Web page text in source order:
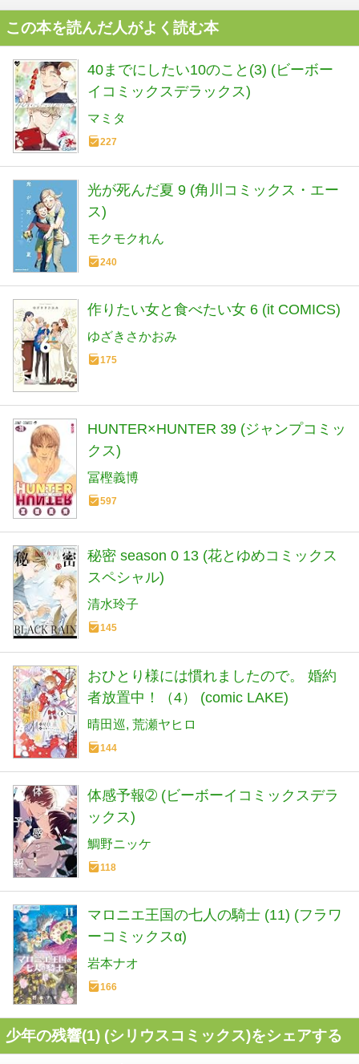
この本を読んだ人がよく読む本
40までにしたい10のこと(3) (ビーボー
イコミックスデラックス)
マミタ
227
光が死んだ夏 9 (角川コミックス・エー
ス)
モクモクれん
240
作りたい女と食べたい女 6 (it COMICS)
ゆざきさかおみ
175
HUNTER×HUNTER 39 (ジャンプコミッ
クス)
冨樫義博
597
秘密 season 0 13 (花とゆめコミックス
スペシャル)
清水玲子
145
おひとり様には慣れましたので。 婚約
者放置中！（4） (comic LAKE)
晴田巡 荒瀬ヤヒロ
144
体感予報➁ (ビーボーイコミックスデラ
ックス)
鯛野ニッケ
118
マロニエ王国の七人の騎士 (11) (フラワ
ーコミックスα)
岩本ナオ
166
少年の残響(1) (シリウスコミックス)をシェアする